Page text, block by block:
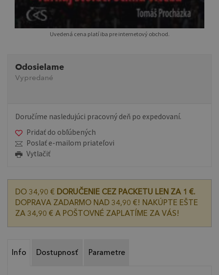
Uvedená cena platí iba pre internetový obchod.
Odosielame
Vypredané
Doručíme nasledujúci pracovný deň po expedovaní.
Pridať do obľúbených
Poslať e-mailom priateľovi
Vytlačiť
DO 34,90 € DORUČENIE CEZ PACKETU LEN ZA 1 €.
DOPRAVA ZADARMO NAD 34,90 €! NAKÚPTE EŠTE
ZA 34,90 € A POŠTOVNÉ ZAPLATÍME ZA VÁS!
Info Dostupnosť Parametre